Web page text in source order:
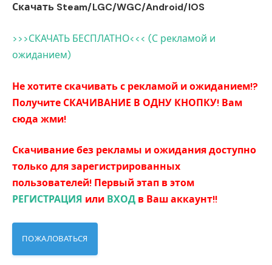
Скачать Steam/LGC/WGC/Android/IOS
>>>СКАЧАТЬ БЕСПЛАТНО<<< (С рекламой и
ожиданием)
Не хотите скачивать с рекламой и ожиданием!?
Получите СКАЧИВАНИЕ В ОДНУ КНОПКУ! Вам
сюда жми!
Скачивание без рекламы и ожидания доступно
только для зарегистрированных
пользователей! Первый этап в этом
РЕГИСТРАЦИЯ или ВХОД в Ваш аккаунт!!
ПОЖАЛОВАТЬСЯ